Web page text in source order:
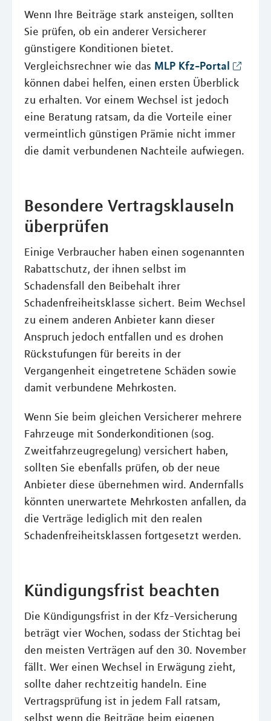
Wenn Ihre Beiträge stark ansteigen, sollten
Sie prüfen, ob ein anderer Versicherer
günstigere Konditionen bietet.
Vergleichsrechner wie das MLP Kfz-Portal
können dabei helfen, einen ersten Überblick
zu erhalten. Vor einem Wechsel ist jedoch
eine Beratung ratsam, da die Vorteile einer
vermeintlich günstigen Prämie nicht immer
die damit verbundenen Nachteile aufwiegen.
Besondere Vertragsklauseln
überprüfen
Einige Verbraucher haben einen sogenannten
Rabattschutz, der ihnen selbst im
Schadensfall den Beibehalt ihrer
Schadenfreiheitsklasse sichert. Beim Wechsel
zu einem anderen Anbieter kann dieser
Anspruch jedoch entfallen und es drohen
Rückstufungen für bereits in der
Vergangenheit eingetretene Schäden sowie
damit verbundene Mehrkosten.
Wenn Sie beim gleichen Versicherer mehrere
Fahrzeuge mit Sonderkonditionen (sog.
Zweitfahrzeugregelung) versichert haben,
sollten Sie ebenfalls prüfen, ob der neue
Anbieter diese übernehmen wird. Andernfalls
könnten unerwartete Mehrkosten anfallen, da
die Verträge lediglich mit den realen
Schadenfreiheitsklassen fortgesetzt werden.
Kündigungsfrist beachten
Die Kündigungsfrist in der Kfz-Versicherung
beträgt vier Wochen, sodass der Stichtag bei
den meisten Verträgen auf den 30. November
fällt. Wer einen Wechsel in Erwägung zieht,
sollte daher rechtzeitig handeln. Eine
Vertragsprüfung ist in jedem Fall ratsam,
selbst wenn die Beiträge beim eigenen